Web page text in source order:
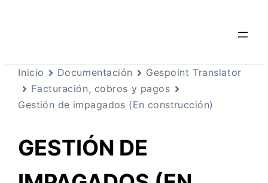
Inicio Documentación
Gespoint Translator
Facturación, cobros y pagos
Gestión de impagados (En construcción)
GESTIÓN DE